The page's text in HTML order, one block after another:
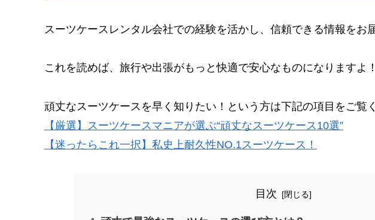
スーツケースレンタル会社での経験を活かし、信頼できる情報をお
これを読めば、旅行や出張がもっと快適で安心なものになりますよ！
頑丈なスーツケースを早く知りたい！という方は下記の項目をご覧
【厳選】スーツケースマニアが選ぶ“頑丈なスーツケース10選”
【迷ったらこれ一択】私史上耐久性NO.1スーツケース！
目次